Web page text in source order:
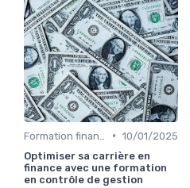
• 10/01/2025
Optimiser sa carrière en
finance avec une formation
en contrôle de gestion